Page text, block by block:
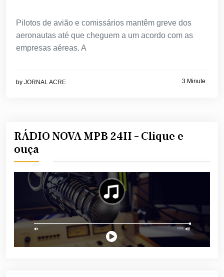
Pilotos de avião e comissários mantêm greve dos
aeronautas até que cheguem a um acordo com as
empresas aéreas. A
by JORNAL ACRE 3 Minute
RÁDIO NOVA MPB 24H – Clique e
ouça